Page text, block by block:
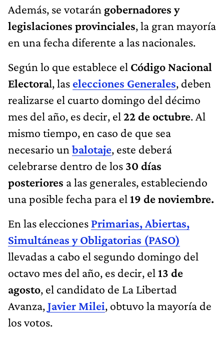
Además, se votarán gobernadores y
legislaciones provinciales, la gran mayoría
en una fecha diferente a las nacionales.
Según lo que establece el Código Nacional
Electoral, las elecciones Generales, deben
realizarse el cuarto domingo del décimo
mes del año, es decir, el 22 de octubre. Al
mismo tiempo, en caso de que sea
necesario un balotaje, este deberá
celebrarse dentro de los 30 días
posteriores a las generales, estableciendo
una posible fecha para el 19 de noviembre.
En las elecciones Primarias, Abiertas,
Simultáneas y Obligatorias (PASO)
llevadas a cabo el segundo domingo del
octavo mes del año, es decir, el 13 de
agosto, el candidato de La Libertad
Avanza,Javier Milei, obtuvo la mayoría de
los votos.